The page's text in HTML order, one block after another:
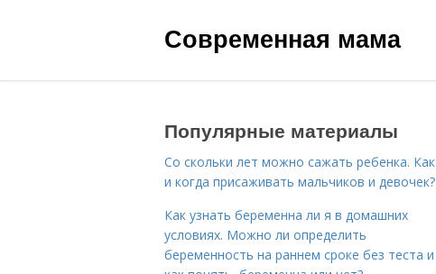
Современная мама
Популярные материалы
Со скольки лет можно сажать ребенка. Как
и когда присаживать мальчиков и девочек?
Как узнать беременна ли я в домашних
условиях. Можно ли определить
беременность на раннем сроке без теста и